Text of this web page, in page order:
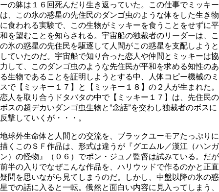
ーの躰は１６回死んだり生き返っていた。この仕事でミッキー
は、この氷の惑星の先住民のダンゴ虫のような体をした生き物
に食われる実験で、この生物がミッキーを食うことをせずに平
和を望むことを知らされる。宇宙船の独裁者のリーダーは、こ
の氷の惑星の先住民を駆逐して人間がこの惑星を支配しようと
していたのだ。宇宙船で知り合った恋人や仲間とミッキーは協
力して、このダンゴ虫のような先住民が平和を求める知性のあ
る生物であることを証明しようとする中、人体コピー機械のミ
スで【ミッキー１７】と【ミッキー１８】の２人が生まれた。
恋人を取り合うドタバタの中で【ミッキー１７】は、先住民の
ボスの超デカいダンゴ虫生物と“念話”を交わし独裁者のボスに
反撃していくが・・・。
地球外生命体と人間との交流を、ブラックユーモアたっぷりに
描くこのＳＦ作品は、形式は違うが『グエムル／漢江（ハンガ
ン）の怪物』（０６）でポン・ジュノ監督は試みている。だが
前半の入りでなぜこんな作品を、ハリウッドで作るのかと正直
疑問を思いながら見てしまうのだ。しかし、中盤以降の氷の惑
星での話に入ると一転。俄然と面白い内容に見入ってしまう、